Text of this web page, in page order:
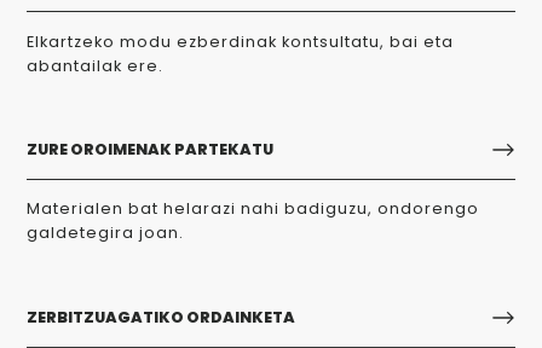
Elkartzeko modu ezberdinak kontsultatu, bai eta
abantailak ere.
ZURE OROIMENAK PARTEKATU
Materialen bat helarazi nahi badiguzu, ondorengo
galdetegira joan.
ZERBITZUAGATIKO ORDAINKETA